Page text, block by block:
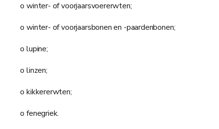
o winter- of voorjaarsvoererwten;
o winter- of voorjaarsbonen en -paardenbonen;
o lupine;
o linzen;
o kikkererwten;
o fenegriek.